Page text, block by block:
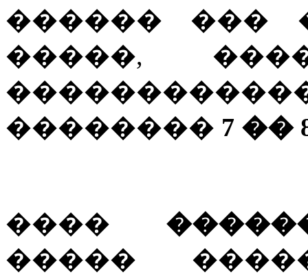
������ ���
�����,
�������� 7 ��
����
�����